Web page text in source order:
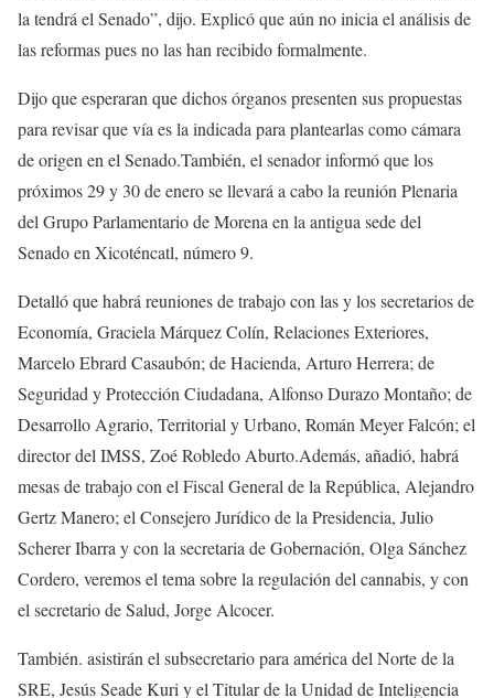
la tendrá el Senado”, dijo. ​Explicó que aún no inicia el análisis de
las reformas pues no las han recibido formalmente.
Dijo que esperaran que dichos órganos presenten sus propuestas
para revisar que vía es la indicada para plantearlas como cámara
de origen en el Senado.​​También, el senador informó que los
próximos 29 y 30 de enero se llevará a cabo la reunión Plenaria
del Grupo Parlamentario de Morena en la antigua sede del
Senado en Xicoténcatl, número 9.​​
Detalló que habrá reuniones de trabajo con las y los secretarios de
Economía, Graciela Márquez Colín, Relaciones Exteriores,
Marcelo Ebrard Casaubón; de Hacienda, Arturo Herrera; de
Seguridad y Protección Ciudadana, Alfonso Durazo Montaño; de
Desarrollo Agrario, Territorial y Urbano, Román Meyer Falcón; el
director del IMSS, Zoé Robledo Aburto.​​Además, añadió, habrá
mesas de trabajo con el Fiscal General de la República, Alejandro
Gertz Manero; el Consejero Jurídico de la Presidencia, Julio
Scherer Ibarra y con la secretaria de Gobernación, Olga Sánchez
Cordero, veremos el tema sobre la regulación del cannabis, y con
el secretario de Salud, Jorge Alcocer.​​
También. asistirán el subsecretario para américa del Norte de la
SRE, Jesús Seade Kuri y el Titular de la Unidad de Inteligencia